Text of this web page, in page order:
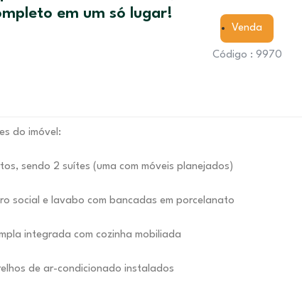
em um só lugar!
Venda
Código : 9970
do imóvel:
sendo 2 suítes (uma com móveis planejados)
social e lavabo com bancadas em porcelanato
integrada com cozinha mobiliada
de ar-condicionado instalados